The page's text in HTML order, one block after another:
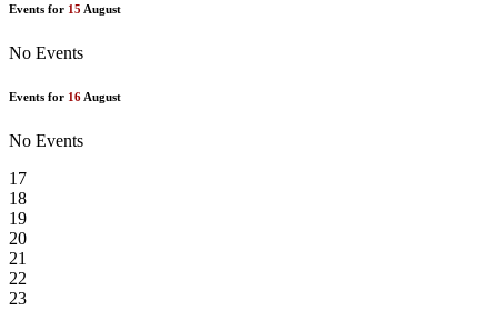
Events for 15 August
No Events
Events for 16August
No Events
17
18
19
20
21
22
23